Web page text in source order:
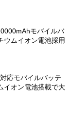
モバイルバ
ムイオン電池採用
応モバイルバッテ
オン電池搭載で大